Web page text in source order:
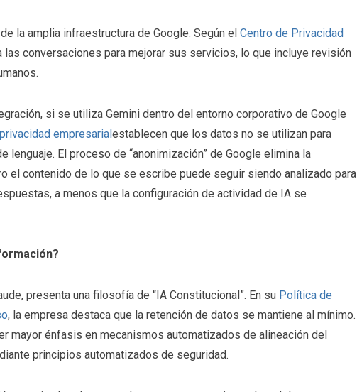
la amplia infraestructura de Google. Según el Centro de Privacidad
las conversaciones para mejorar sus servicios, lo que incluye revisión
si se utiliza Gemini dentro del entorno corporativo de Google
empresarialestablecen que los datos no se utilizan para
lenguaje. El proceso de “anonimización” de Google elimina la
el contenido de lo que se escribe puede seguir siendo analizado para
a menos que la configuración de actividad de IA se
presenta una filosofía de “IA Constitucional”. En su Política de
, la empresa destaca que la retención de datos se mantiene al mínimo.
mayor énfasis en mecanismos automatizados de alineación del
principios automatizados de seguridad.